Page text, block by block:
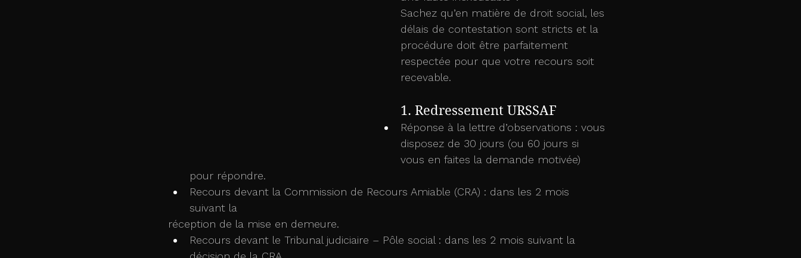
Sachez qu’en matière de droit social, les
délais de contestation sont stricts et la
procédure doit être parfaitement
respectée pour que votre recours soit
recevable.
1. Redressement URSSAF
Réponse à la lettre d’observations : vous
disposez de 30 jours (ou 60 jours si
vous en faites la demande motivée)
pour répondre.
Recours devant la Commission de Recours Amiable (CRA) : dans les 2 mois
suivant la
réception de la mise en demeure.
Recours devant le Tribunal judiciaire – Pôle social : dans les 2 mois suivant la